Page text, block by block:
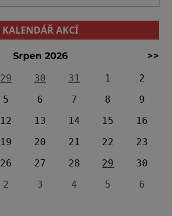
KALENDÁŘ AKCÍ
Srpen 2026
>>
29 30 31 1
2
5 6 7 8
9
12 13 14 15
16
19 20 21 22
23
26 27 28 29
30
2 3 4 5 6